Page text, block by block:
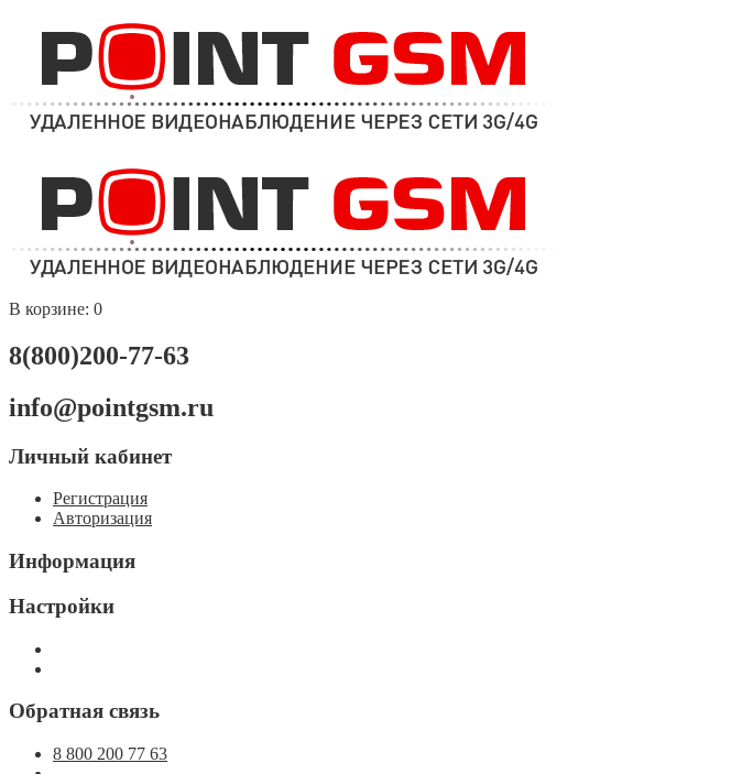
В корзине: 0
8(800)200-77-63
info@pointgsm.ru
Личный кабинет
Регистрация
Авторизация
Информация
Настройки
Обратная связь
8 800 200 77 63